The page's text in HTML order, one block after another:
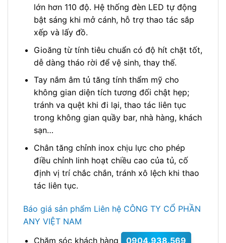
lớn hơn 110 độ. Hệ thống đèn LED tự động
bật sáng khi mở cánh, hỗ trợ thao tác sắp
xếp và lấy đồ.
Gioăng từ tính tiêu chuẩn có độ hít chặt tốt,
dễ dàng tháo rời để vệ sinh, thay thế.
Tay nắm âm tủ tăng tính thẩm mỹ cho
không gian diện tích tương đối chật hẹp;
tránh va quệt khi đi lại, thao tác liên tục
trong không gian quầy bar, nhà hàng, khách
sạn…
Chân tăng chỉnh inox chịu lực cho phép
điều chỉnh linh hoạt chiều cao của tủ, cố
định vị trí chắc chắn, tránh xô lệch khi thao
tác liên tục.
Báo giá sản phẩm Liên hệ CÔNG TY CỔ PHẦN
ANY VIỆT NAM
Chăm sóc khách hàng
0904.938.569